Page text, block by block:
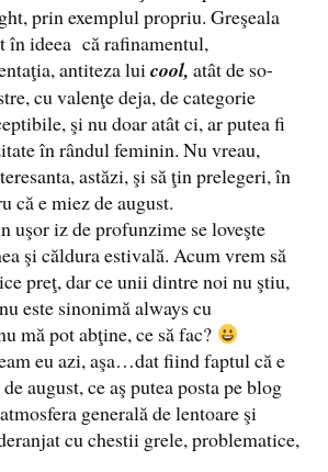
prin exemplul propriu. Greşeala
în ideea că rafinamentul,
antiteza luicool,atât de so-
cu valenţe deja, de categorie
şi nu doar atât ci, ar putea fi
în rândul feminin. Nu vreau,
astăzi, şi să ţin prelegeri, în
că e miez de august.
uşor iz de profunzime se loveşte
şi căldura estivală. Acum vrem să
preţ, dar ce unii dintre noi nu ştiu,
este sinonimă always cu
mă pot abţine, ce să fac?
eu azi, aşa…dat fiind faptul că e
august, ce aş putea posta pe blog
generală de lentoare şi
cu chestii grele, problematice,